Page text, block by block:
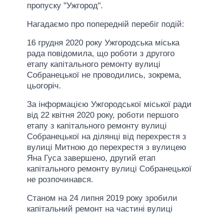
пропуску "Ужгород".
Нагадаємо про попередній перебіг подій:
16 грудня 2020 року Ужгородська міська
рада повідомила, що роботи з другого
етапу капітального ремонту вулиці
Собранецької не проводились, зокрема,
цьогоріч.
За інформацією Ужгородської міської ради
від 22 квітня 2020 року, роботи першого
етапу з капітального ремонту вулиці
Собранецької на ділянці від перехрестя з
вулиці Митною до перехрестя з вулицею
Яна Гуса завершено, другий етап
капітального ремонту вулиці Собранецької
не розпочинався.
Станом на 24 липня 2019 року зробили
капітальний ремонт на частині вулиці